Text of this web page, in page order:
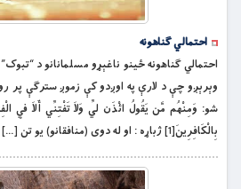
احتمالي ګناهونه
احتمالي ګناهونه ځينو ناغېړو مسلمانانو د
وېرېږو چې د لارې په اوږدو کې زموږ سترګې پر
شو: وَمِنْهُم مَّن يَقُولُ ائْذَن لِّي وَلاَ تَفْتِنِّي أَلاَ فِي
بِالْكَافِرِينَ[1] ژباړه : او له دوى (منافقانو) يو تن […]